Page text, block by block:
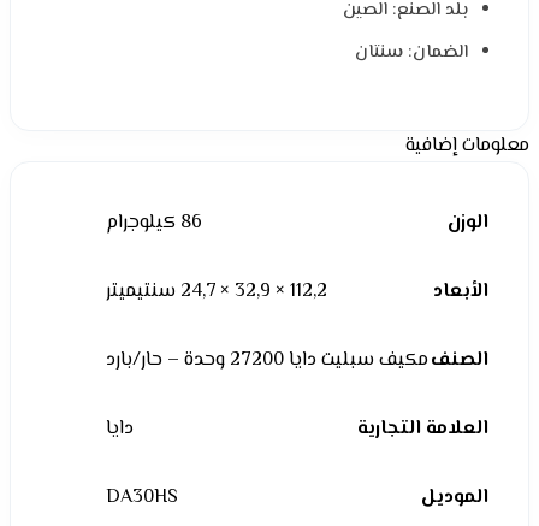
بلد الصنع: الصين
الضمان: سنتان
معلومات إضافية
الوزن 86 كيلوجرام
الأبعاد 112,2 × 32,9 × 24,7 سنتيميتر
الصنفمكيف سبليت دايا 27200 وحدة – حار/بارد
العلامة التجارية دايا
الموديل DA30HS